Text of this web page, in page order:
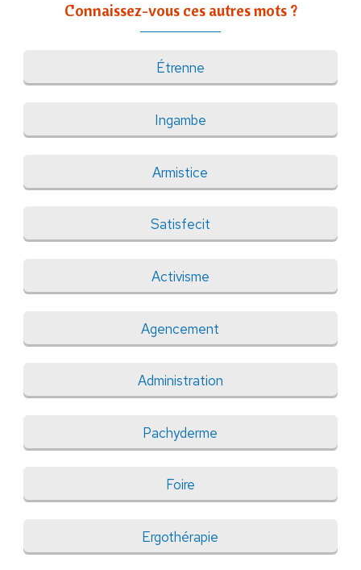
Connaissez-vous ces autres mots ?
Étrenne
Ingambe
Armistice
Satisfecit
Activisme
Agencement
Administration
Pachyderme
Foire
Ergothérapie